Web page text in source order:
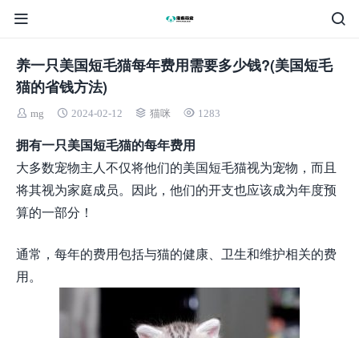
养一只美国短毛猫每年费用需要多少钱?(美国短毛
猫的省钱方法)
mg 2024-02-12 猫咪 1283
拥有一只美国短毛猫的每年费用
大多数宠物主人不仅将他们的美国短毛猫视为宠物，而且
将其视为家庭成员。因此，他们的开支也应该成为年度预
算的一部分！
通常，每年的费用包括与猫的健康、卫生和维护相关的费
用。